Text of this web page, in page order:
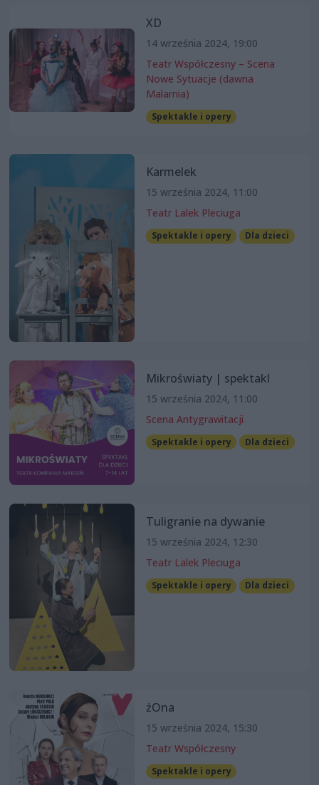
XD
14 września 2024, 19:00
Teatr Współczesny – Scena
Nowe Sytuacje (dawna
Malarnia)
Spektakle i opery
Karmelek
15 września 2024, 11:00
Teatr Lalek Pleciuga
Spektakle i opery Dla dzieci
Mikroświaty | spektakl
15 września 2024, 11:00
Scena Antygrawitacji
Spektakle i opery Dla dzieci
Tuligranie na dywanie
15 września 2024, 12:30
Teatr Lalek Pleciuga
Spektakle i opery Dla dzieci
żOna
15 września 2024, 15:30
Teatr Współczesny
Spektakle i opery